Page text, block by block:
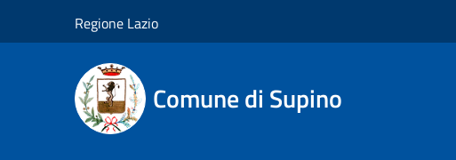
Regione Lazio
Comune di Supino